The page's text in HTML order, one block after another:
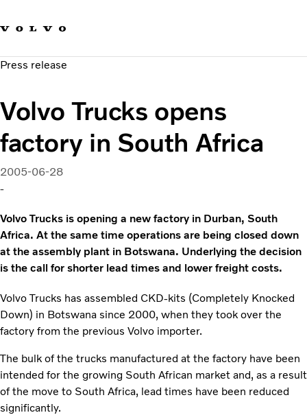
Sustainable Transportation
News & Media
About us
Press release
Volvo Trucks opens
factory in South Africa
2005-06-28
-
Volvo Trucks is opening a new factory in Durban, South
Africa. At the same time operations are being closed down
at the assembly plant in Botswana. Underlying the decision
is the call for shorter lead times and lower freight costs.
Volvo Trucks has assembled CKD-kits (Completely Knocked
Down) in Botswana since 2000, when they took over the
factory from the previous Volvo importer.
The bulk of the trucks manufactured at the factory have been
intended for the growing South African market and, as a result
of the move to South Africa, lead times have been reduced
significantly.